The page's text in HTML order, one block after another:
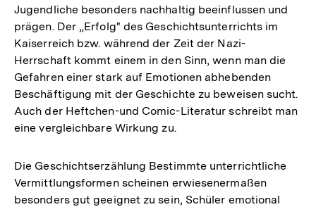
Jugendliche besonders nachhaltig beeinflussen und
prägen. Der „Erfolg" des Geschichtsunterrichts im
Kaiserreich bzw. während der Zeit der Nazi-
Herrschaft kommt einem in den Sinn, wenn man die
Gefahren einer stark auf Emotionen abhebenden
Beschäftigung mit der Geschichte zu beweisen sucht.
Auch der Heftchen-und Comic-Literatur schreibt man
eine vergleichbare Wirkung zu.
Die Geschichtserzählung Bestimmte unterrichtliche
Vermittlungsformen scheinen erwiesenermaßen
besonders gut geeignet zu sein, Schüler emotional